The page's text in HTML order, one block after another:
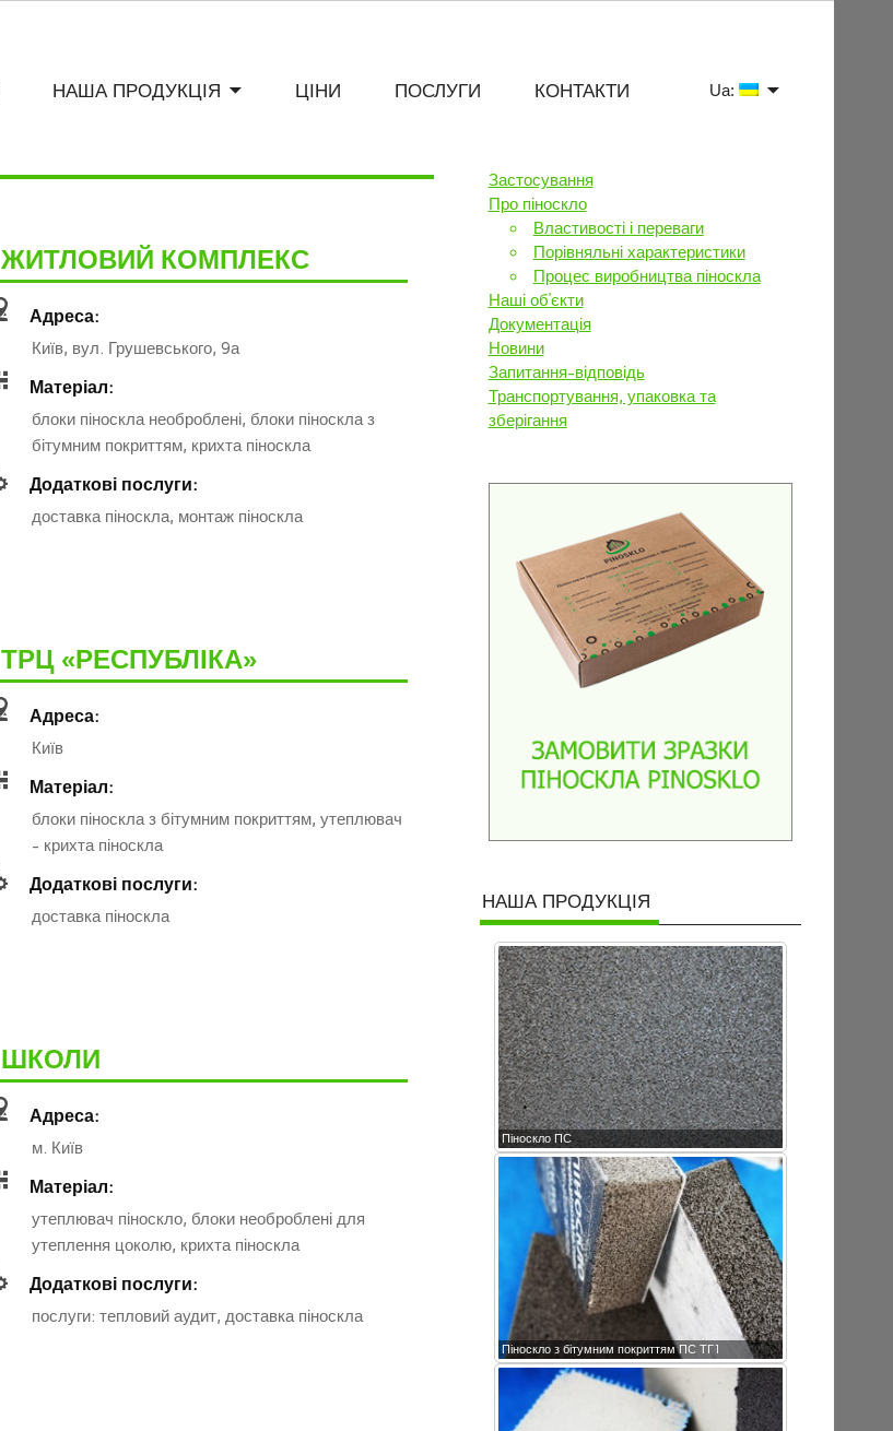
НАША ПРОДУКЦIЯ ЦІНИ ПОСЛУГИ КОНТАКТИ Ua:
ЖИТЛОВИЙ КОМПЛЕКС
Адреса:
Київ, вул. Грушевського, 9а
Матеріал:
блоки піноскла необроблені, блоки піноскла з
бітумним покриттям, крихта піноскла
Додаткові послуги:
доставка піноскла, монтаж піноскла
ТРЦ «РЕСПУБЛІКА»
Адреса:
Київ
Матеріал:
блоки піноскла з бітумним покриттям, утеплювач
- крихта піноскла
Додаткові послуги:
доставка піноскла
ШКОЛИ
Адреса:
м. Київ
Матеріал:
утеплювач піноскло, блоки необроблені для
утеплення цоколю, крихта піноскла
Додаткові послуги:
послуги: тепловий аудит, доставка піноскла
Застосування
Про піноскло
Властивості і переваги
Порівняльні характеристики
Процес виробництва піноскла
Наші об’єкти
Документація
Новини
Запитання-відповідь
Транспортування, упаковка та
зберігання
НАША ПРОДУКЦІЯ
Піноскло ПС
Піноскло з бітумним покриттям ПС ТГ1